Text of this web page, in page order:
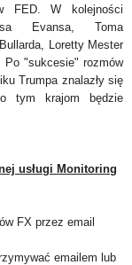
FED. W kolejności
Evansa, Toma
Loretty Mester
Po "sukcesie" rozmów
Trumpa znalazły się
tym krajom będzie
usługi Monitoring
FX przez email
emailem lub